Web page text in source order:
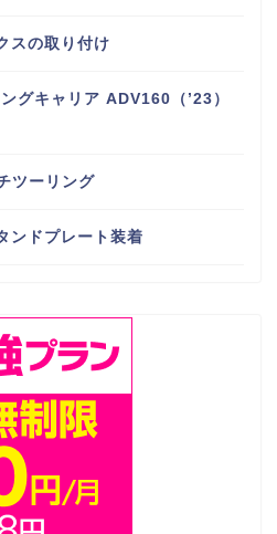
スの取り付け
グキャリア ADV160（’23）
ツーリング
ンドプレート装着